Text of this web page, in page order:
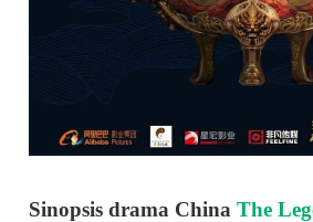
Sinopsis drama ChinaThe